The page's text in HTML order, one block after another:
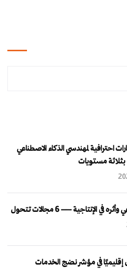
احترافية لمهندسي الذكاء الاصطناعي
بثلاثة مستويات
في الإنتاجية — 6 مجالات تتحول
إقليميًا في مؤشر نضج الخدمات